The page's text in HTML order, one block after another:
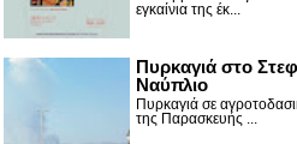
εγκαίνια της έκ...
Πυρκαγιά στο
Ναύπλιο
Πυρκαγιά σε
της Παρασκευής ...